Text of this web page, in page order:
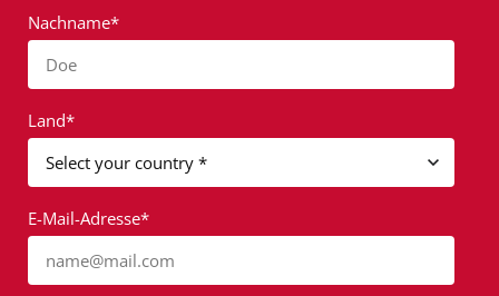
Nachname*
Doe
Land*
E-Mail-Adresse*
name@mail.com